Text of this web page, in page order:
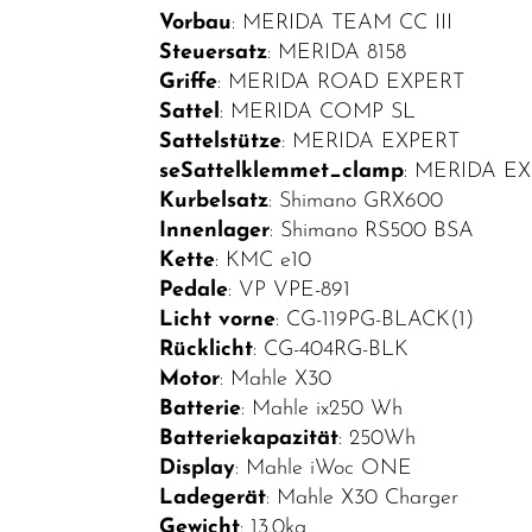
Vorbau: MERIDA TEAM CC III
Steuersatz: MERIDA 8158
Griffe: MERIDA ROAD EXPERT
Sattel: MERIDA COMP SL
Sattelstütze: MERIDA EXPERT
seSattelklemmet_clamp: MERIDA
Kurbelsatz: Shimano GRX600
Innenlager: Shimano RS500 BSA
Kette: KMC e10
Pedale: VP VPE-891
Licht vorne: CG-119PG-BLACK(1)
Rücklicht: CG-404RG-BLK
Motor: Mahle X30
Batterie: Mahle ix250 Wh
Batteriekapazität: 250Wh
Display: Mahle iWoc ONE
Ladegerät: Mahle X30 Charger